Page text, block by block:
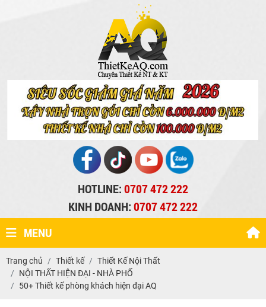
HOTLINE:0707 472 222
KINH DOANH:0707 472 222
MENU
Trang chủ Thiết kế
Thiết Kế Nội Thất
NỘI THẤT HIỆN ĐẠI - NHÀ PHỐ
50+ Thiết kế phòng khách hiện đại AQ